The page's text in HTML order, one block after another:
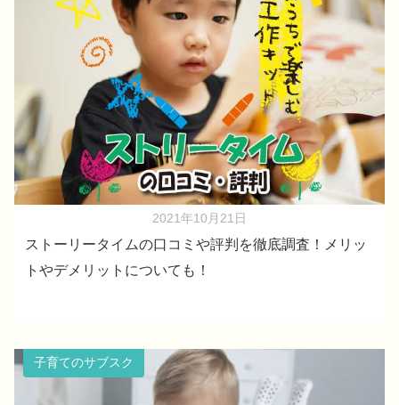
2021年10月21日
ストーリータイムの口コミや評判を徹底調査！メリッ
トやデメリットについても！
子育てのサブスク